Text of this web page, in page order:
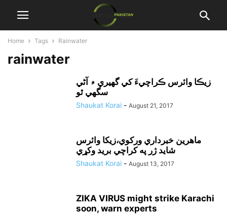
Home Tags Rainwater
rainwater
زيڪا وائرس ڪراچيءَ کي گهيري ۾ آڻي
سگهي ٿو
Shaukat Korai - August 21, 2017
ماهرين خبرداري ورکوي،زيکا وائرس
شايد ژر په کراچي بريد وکړي
Shaukat Korai - August 13, 2017
ZIKA VIRUS might strike Karachi
soon, warn experts